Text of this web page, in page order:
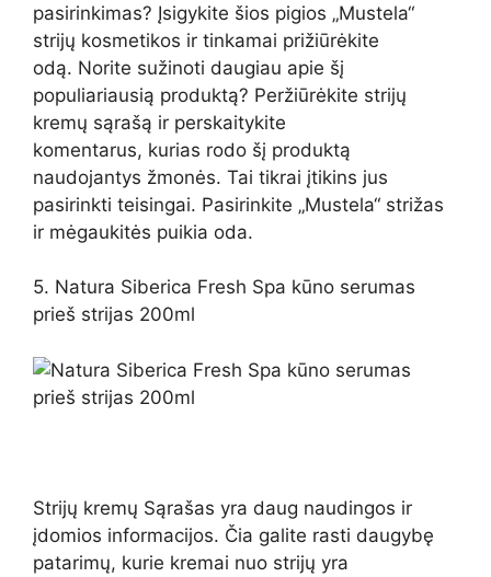
pasirinkimas? Įsigykite šios pigios „Mustela“
strijų kosmetikos ir tinkamai prižiūrėkite
odą. Norite sužinoti daugiau apie šį
populiariausią produktą? Peržiūrėkite strijų
kremų sąrašą ir perskaitykite
komentarus, kurias rodo šį produktą
naudojantys žmonės. Tai tikrai įtikins jus
pasirinkti teisingai. Pasirinkite „Mustela“ strižas
ir mėgaukitės puikia oda.
5. Natura Siberica Fresh Spa kūno serumas
prieš strijas 200ml
Strijų kremų Sąrašas yra daug naudingos ir
įdomios informacijos. Čia galite rasti daugybę
patarimų, kurie kremai nuo strijų yra